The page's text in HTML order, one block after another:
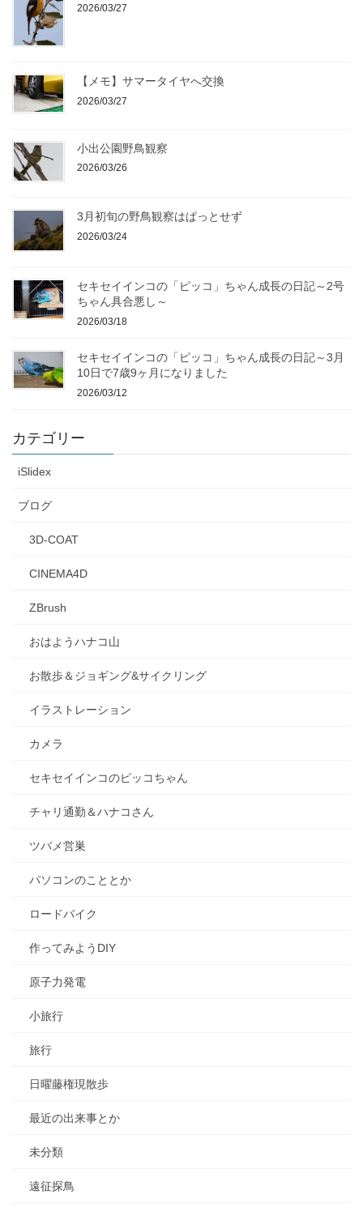
2026/03/27
【メモ】サマータイヤへ交換
2026/03/27
小出公園野鳥観察
2026/03/26
3月初旬の野鳥観察はぱっとせず
2026/03/24
セキセイインコの「ピッコ」ちゃん成長の日記～2号
ちゃん具合悪し～
2026/03/18
セキセイインコの「ピッコ」ちゃん成長の日記～3月
10日で7歳9ヶ月になりました
2026/03/12
カテゴリー
iSlidex
ブログ
3D-COAT
CINEMA4D
ZBrush
おはようハナコ山
お散歩＆ジョギング&サイクリング
イラストレーション
カメラ
セキセイインコのピッコちゃん
チャリ通勤＆ハナコさん
ツバメ営巣
パソコンのこととか
ロードバイク
作ってみようDIY
原子力発電
小旅行
旅行
日曜藤権現散歩
最近の出来事とか
未分類
遠征探鳥